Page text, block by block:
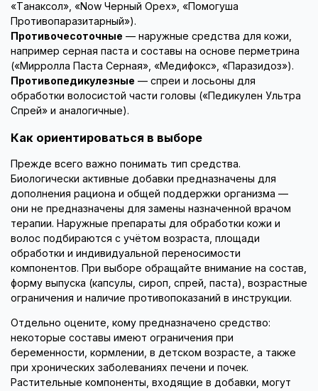
«Танаксол», «Now Черный Орех», «Помогуша
Противопаразитарный»).
Противочесоточные — наружные средства для кожи,
например серная паста и составы на основе перметрина
(«Мирролла Паста Серная», «Медифокс», «Паразидоз»).
Противопедикулезные — спреи и лосьоны для
обработки волосистой части головы («Педикулен Ультра
Спрей» и аналогичные).
Как ориентироваться в выборе
Прежде всего важно понимать тип средства.
Биологически активные добавки предназначены для
дополнения рациона и общей поддержки организма —
они не предназначены для замены назначенной врачом
терапии. Наружные препараты для обработки кожи и
волос подбираются с учётом возраста, площади
обработки и индивидуальной переносимости
компонентов. При выборе обращайте внимание на состав,
форму выпуска (капсулы, сироп, спрей, паста), возрастные
ограничения и наличие противопоказаний в инструкции.
Отдельно оцените, кому предназначено средство:
некоторые составы имеют ограничения при
беременности, кормлении, в детском возрасте, а также
при хронических заболеваниях печени и почек.
Растительные компоненты, входящие в добавки, могут